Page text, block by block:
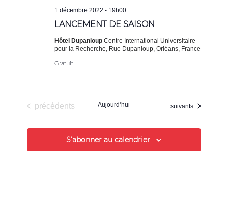
LANCEMENT DE SAISON
1 décembre 2022 - 19h00
Hôtel DupanloupCentre International Universitaire
pour la Recherche, Rue Dupanloup, Orléans, France
Gratuit
Évènements
précédents Aujourd’hui Évènements
suivants
S’abonner au calendrier